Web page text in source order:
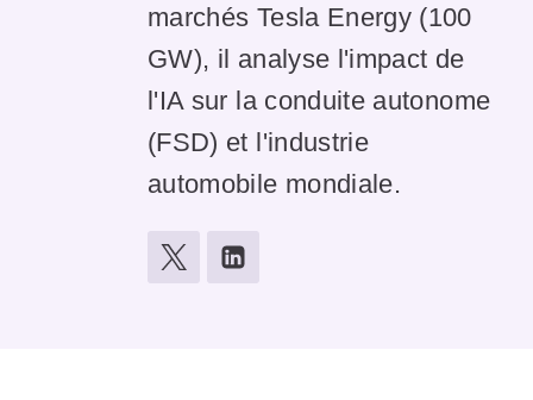
marchés Tesla Energy (100
GW), il analyse l'impact de
l'IA sur la conduite autonome
(FSD) et l'industrie
automobile mondiale.